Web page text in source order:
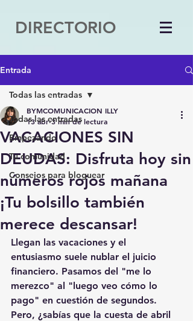
DIRECTORIO
Entrada
Todas las entradas
Empezando
Tu comunidad
Consejos para bloguear
Todas las entradas
VACACIONES SIN
DEUDAS: Disfruta hoy sin
números rojos mañana
¡Tu bolsillo también
merece descansar!
BYMCOMUNICACION ILLY
13 abr 3 min de lectura
Llegan las vacaciones y el
entusiasmo suele nublar el juicio
financiero. Pasamos del "me lo
merezco" al "luego veo cómo lo
pago" en cuestión de segundos.
Pero, ¿sabías que la cuesta de abril